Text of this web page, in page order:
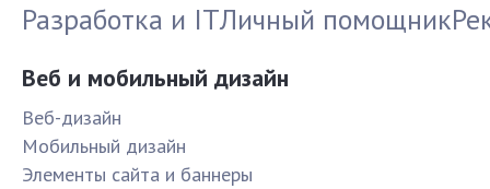
Разработка и ITЛичный помощник
Веб и мобильный дизайн
Веб-дизайн
Мобильный дизайн
Элементы сайта и баннеры